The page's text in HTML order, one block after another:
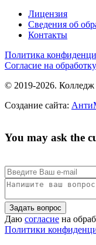
Лицензия
Сведения об
Контакты
Политика
Согласие на
© 2019-2026.
Создание сайта:
You may ask the
Задать вопрос
Даю согласие на
Политики